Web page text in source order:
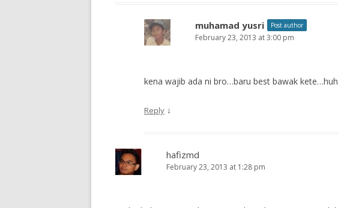
muhamad yusri Post author
February 23, 2013 at 3:00 pm
kena wajib ada ni bro…baru best bawak
Reply ↓
hafizmd
February 23, 2013 at 1:28 pm